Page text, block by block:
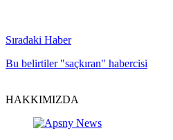
Sıradaki Haber
Bu belirtiler "saçkıran" habercisi
HAKKIMIZDA